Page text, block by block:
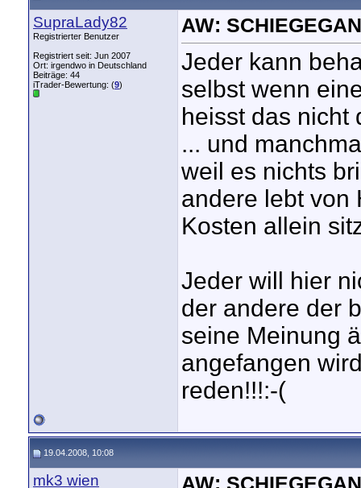
SupraLady82
Registrierter Benutzer
Registriert seit: Jun 2007
Ort: irgendwo in Deutschland
Beiträge: 44
iTrader-Bewertung: (9)
AW:
Jeder kann
selbst wenn
heisst das nicht
... und
weil es nichts
andere lebt von
Kosten allein
Jeder will hier
der andere der
seine Meinung
angefangen
reden!!!:-(
19.04.2008, 10:08
mk3 wien AW: